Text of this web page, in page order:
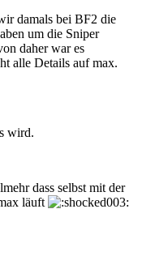
damals bei BF2 die
um die Sniper
daher war es
alle Details auf max.
wird.
dass selbst mit der
läuft